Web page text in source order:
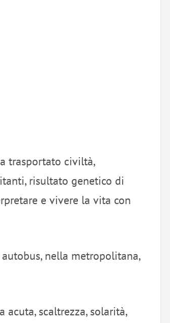
trasportato civiltà,
risultato genetico di
e vivere la vita con
nella metropolitana,
scaltrezza, solarità,